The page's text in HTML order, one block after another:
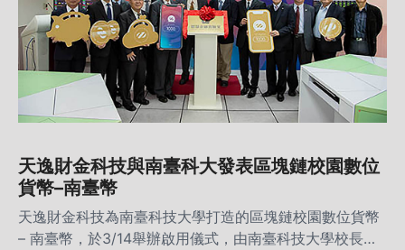
天逸財金科技與南臺科大發表區塊鏈校園數位
貨幣–南臺幣
天逸財金科技為南臺科技大學打造的區塊鏈校園數位貨幣
– 南臺幣，於3/14舉辦啟用儀式，由南臺科技大學校長盧